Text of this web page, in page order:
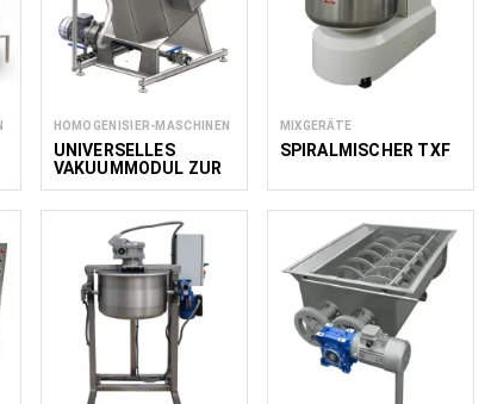
HOMOGENISIER-MASCHINEN
UNIVERSELLES
VAKUUMMODUL ZUR
HERSTELLUNG VON
EN AUF MILCHBASIS
MIXGERÄTE
SPIRALMISCHER TXF